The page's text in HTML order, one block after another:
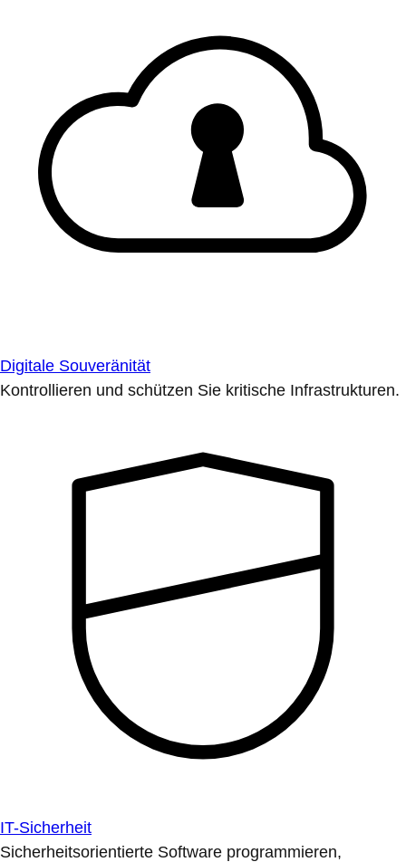
Digitale Souveränität
Kontrollieren und schützen Sie kritische Infrastrukturen.
IT-Sicherheit
Sicherheitsorientierte Software programmieren,